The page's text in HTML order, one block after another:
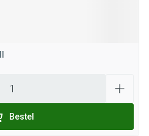
Bestel